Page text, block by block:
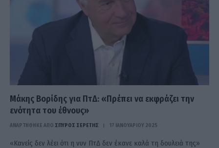
Μάκης Βορίδης για ΠτΔ: «Πρέπει να εκφράζει την
ενότητα του έθνους»
ΑΝΑΡΤΗΘΗΚΕ ΑΠΟ ΣΠΎΡΟΣ ΣΕΡΈΤΗΣ 17 ΙΑΝΟΥΑΡΊΟΥ 2025
«Κανείς δεν λέει ότι η νυν ΠτΔ δεν έκανε καλά τη δουλειά της»